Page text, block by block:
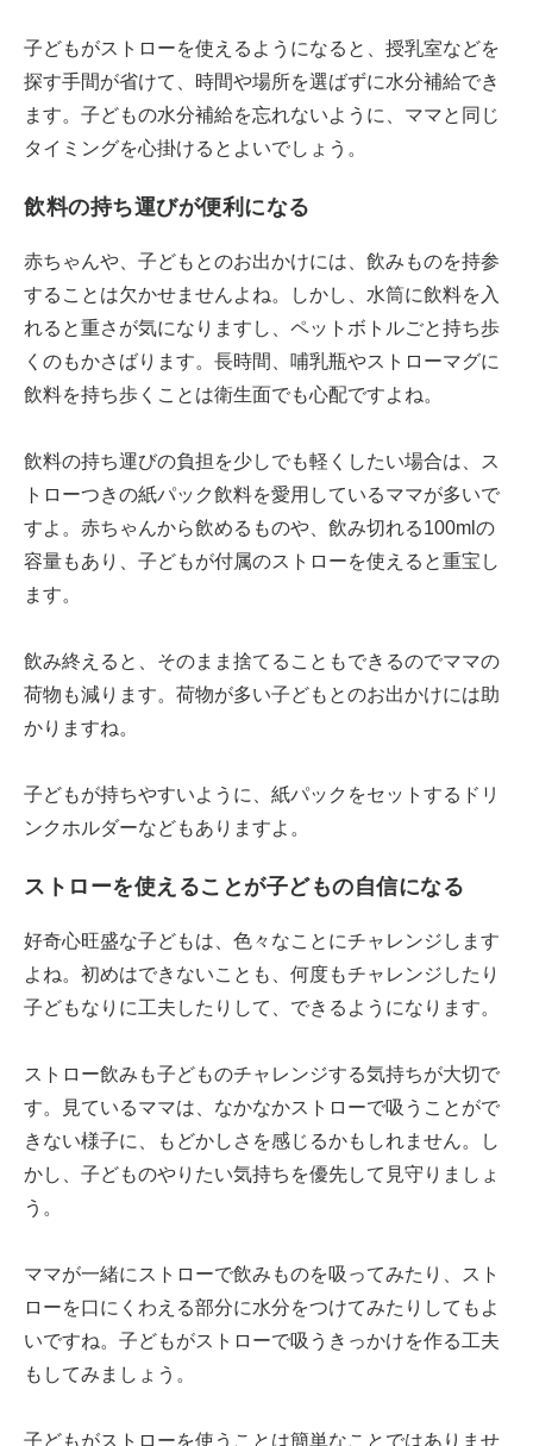
子どもがストローを使えるようになると、授乳室などを
探す手間が省けて、時間や場所を選ばずに水分補給でき
ます。子どもの水分補給を忘れないように、ママと同じ
タイミングを心掛けるとよいでしょう。
飲料の持ち運びが便利になる
赤ちゃんや、子どもとのお出かけには、飲みものを持参
することは欠かせませんよね。しかし、水筒に飲料を入
れると重さが気になりますし、ペットボトルごと持ち歩
くのもかさばります。長時間、哺乳瓶やストローマグに
飲料を持ち歩くことは衛生面でも心配ですよね。
飲料の持ち運びの負担を少しでも軽くしたい場合は、ス
トローつきの紙パック飲料を愛用しているママが多いで
すよ。赤ちゃんから飲めるものや、飲み切れる100mlの
容量もあり、子どもが付属のストローを使えると重宝し
ます。
飲み終えると、そのまま捨てることもできるのでママの
荷物も減ります。荷物が多い子どもとのお出かけには助
かりますね。
子どもが持ちやすいように、紙パックをセットするドリ
ンクホルダーなどもありますよ。
ストローを使えることが子どもの自信になる
好奇心旺盛な子どもは、色々なことにチャレンジします
よね。初めはできないことも、何度もチャレンジしたり
子どもなりに工夫したりして、できるようになります。
ストロー飲みも子どものチャレンジする気持ちが大切で
す。見ているママは、なかなかストローで吸うことがで
きない様子に、もどかしさを感じるかもしれません。し
かし、子どものやりたい気持ちを優先して見守りましょ
う。
ママが一緒にストローで飲みものを吸ってみたり、スト
ローを口にくわえる部分に水分をつけてみたりしてもよ
いですね。子どもがストローで吸うきっかけを作る工夫
もしてみましょう。
子どもがストローを使うことは簡単なことではありませ